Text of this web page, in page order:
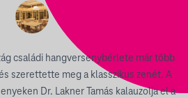
családi hangversenybérlete már több
szerettette meg a klasszikus zenét. A
Dr. Lakner Tamás kalauzolja el a